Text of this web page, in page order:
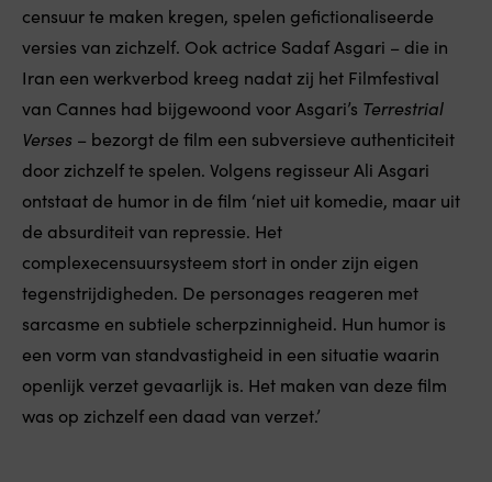
censuur te maken kregen, spelen gefictionaliseerde
versies van zichzelf. Ook actrice Sadaf Asgari – die in
Iran een werkverbod kreeg nadat zij het Filmfestival
van Cannes had bijgewoond voor Asgari’s Terrestrial
Verses – bezorgt de film een subversieve authenticiteit
door zichzelf te spelen. Volgens regisseur Ali Asgari
ontstaat de humor in de film ‘niet uit komedie, maar uit
de absurditeit van repressie. Het
complexecensuursysteem stort in onder zijn eigen
tegenstrijdigheden. De personages reageren met
sarcasme en subtiele scherpzinnigheid. Hun humor is
een vorm van standvastigheid in een situatie waarin
openlijk verzet gevaarlijk is. Het maken van deze film
was op zichzelf een daad van verzet.’